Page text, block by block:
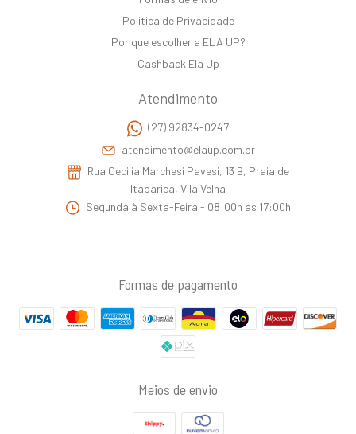
Politica de Privacidade
Por que escolher a ELA UP?
Cashback Ela Up
Atendimento
(27) 92834-0247
atendimento@elaup.com.br
Rua Cecilia Marchesi Pavesi, 13 B, Praia de
Itaparica, Vila Velha
Segunda à Sexta-Feira - 08:00h as 17:00h
Formas de pagamento
Meios de envio